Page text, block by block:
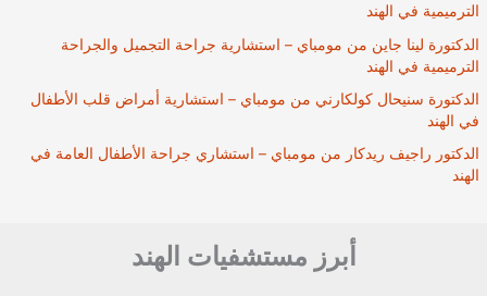
الترميمية في الهند
الدكتورة لينا جاين من مومباي – استشارية جراحة التجميل والجراحة
الترميمية في الهند
الدكتورة سنيحال كولكارني من مومباي – استشارية أمراض قلب الأطفال
في الهند
الدكتور راجيف ريدكار من مومباي – استشاري جراحة الأطفال العامة في
الهند
أبرز مستشفيات الهند